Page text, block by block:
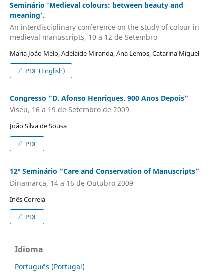
Seminário ‘Medieval colours: between beauty and
meaning’.
An interdisciplinary conference on the study of colour in
medieval manuscripts, 10 a 12 de Setembro
Maria João Melo, Adelaide Miranda, Ana Lemos, Catarina Miguel
PDF (English)
Congresso “D. Afonso Henriques. 900 Anos Depois”
Viseu, 16 a 19 de Setembro de 2009
João Silva de Sousa
PDF
12º Seminário “Care and Conservation of Manuscripts”
Dinamarca, 14 a 16 de Outubro 2009
Inês Correia
PDF
Idioma
Português (Portugal)